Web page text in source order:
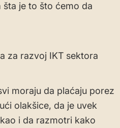
je to što ćemo da
za razvoj IKT sektora
moraju da plaćaju porez
olakšice, da je uvek
i da razmotri kako